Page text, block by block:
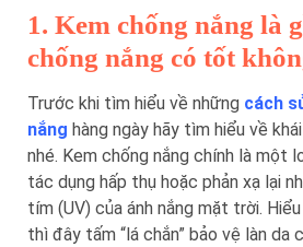
1. Kem chống nắng là
chống nắng có tốt
Trước khi tìm hiểu về những cách
nắng hàng ngày hãy tìm hiểu về
nhé. Kem chống nắng chính là một
tác dụng hấp thụ hoặc phản xạ lại
tím (UV) của ánh nắng mặt trời.
thì đây tấm “lá chắn” bảo vệ làn da